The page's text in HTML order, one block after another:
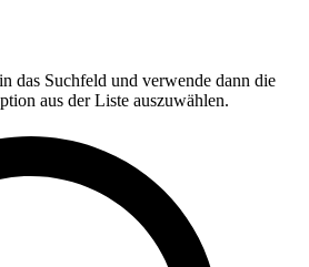
das Suchfeld und verwende dann die
aus der Liste auszuwählen.